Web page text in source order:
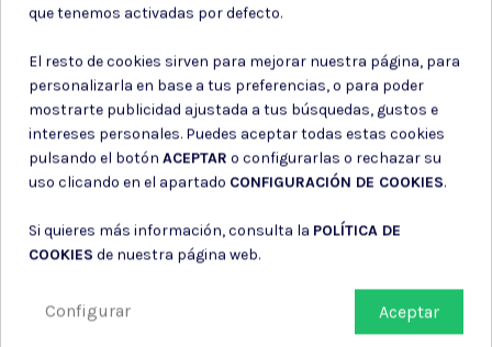
Suscríbete a nuestro boletín
información de contacto en el aviso legal.
Consiento el uso de mis datos para los fines indicados en la
que tenemos activadas por defecto.
El resto de cookies sirven para mejorar nuestra página, para
personalizarla en base a tus preferencias, o para poder
mostrarte publicidad ajustada a tus búsquedas, gustos e
intereses personales. Puedes aceptar todas estas cookies
pulsando el botón ACEPTAR o configurarlas o rechazar su
uso clicando en el apartado CONFIGURACIÓN DE COOKIES.
Si quieres más información, consulta la POLÍTICA DE
COOKIES de nuestra página web.
Aceptar
Configurar